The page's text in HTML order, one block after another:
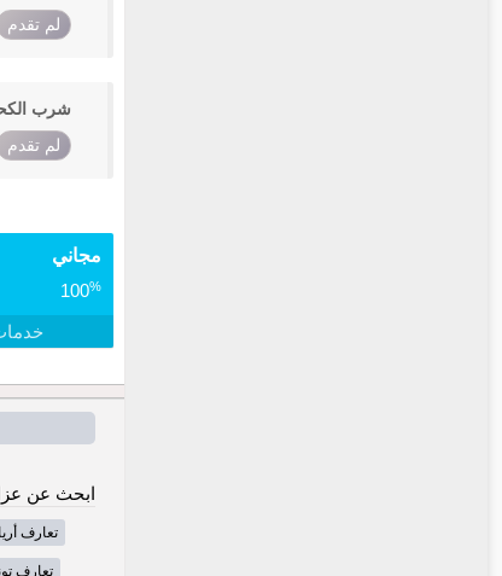
لم تقدم
شرب
لم تقدم
مجاني
100%
ابحث عن
تعارف
تعارف